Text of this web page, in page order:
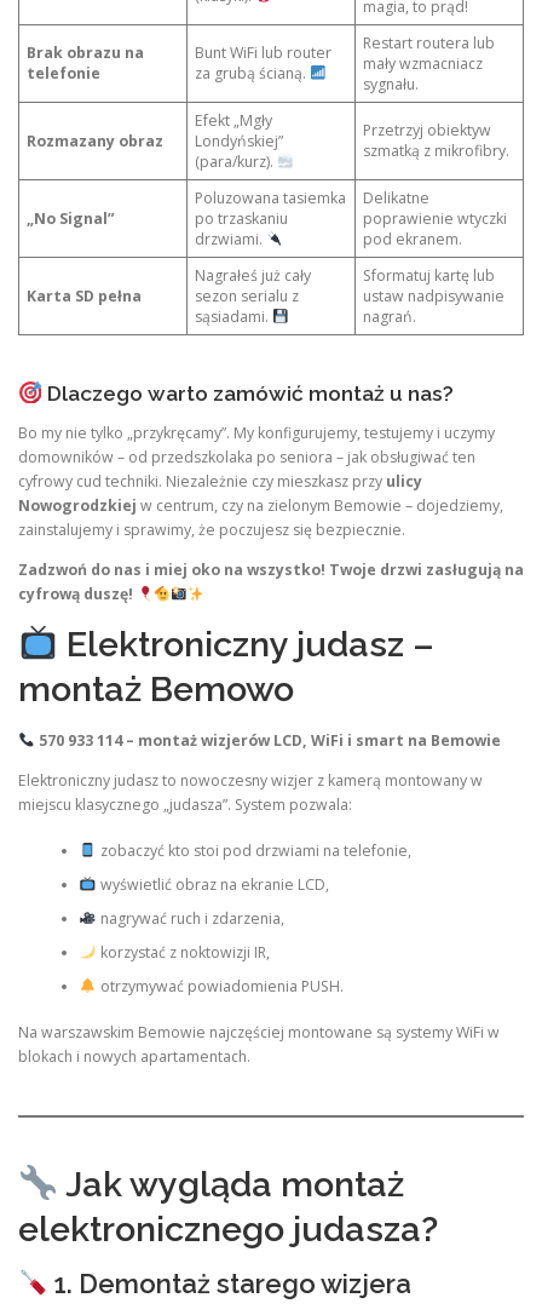
magia, to prąd!
Brak obrazu na
telefonie
Bunt WiFi lub router
za grubą ścianą.
Restart routera lub
mały wzmacniacz
sygnału.
Rozmazany obraz
Efekt „Mgły
Londyńskiej”
(para/kurz).
Przetrzyj obiektyw
szmatką z mikrofibry.
„No Signal”
Poluzowana tasiemka
po trzaskaniu
drzwiami.
Delikatne
poprawienie wtyczki
pod ekranem.
Karta SD pełna
Nagrałeś już cały
sezon serialu z
sąsiadami.
Sformatuj kartę lub
ustaw nadpisywanie
nagrań.
Dlaczego warto zamówić montaż u nas?
Bo my nie tylko „przykręcamy”. My konfigurujemy, testujemy i uczymy
domowników – od przedszkolaka po seniora – jak obsługiwać ten
cyfrowy cud techniki. Niezależnie czy mieszkasz przy ulicy
Nowogrodzkiej w centrum, czy na zielonym Bemowie – dojedziemy,
zainstalujemy i sprawimy, że poczujesz się bezpiecznie.
Zadzwoń do nas i miej oko na wszystko! Twoje drzwi zasługują na
cyfrową duszę!
Elektroniczny judasz –
montaż Bemowo
570 933 114 – montaż wizjerów LCD, WiFi i smart na Bemowie
Elektroniczny judasz to nowoczesny wizjer z kamerą montowany w
miejscu klasycznego „judasza”. System pozwala:
zobaczyć kto stoi pod drzwiami na telefonie,
wyświetlić obraz na ekranie LCD,
nagrywać ruch i zdarzenia,
korzystać z noktowizji IR,
otrzymywać powiadomienia PUSH.
Na warszawskim Bemowie najczęściej montowane są systemy WiFi w
blokach i nowych apartamentach.
Jak wygląda montaż
elektronicznego judasza?
1. Demontaż starego wizjera